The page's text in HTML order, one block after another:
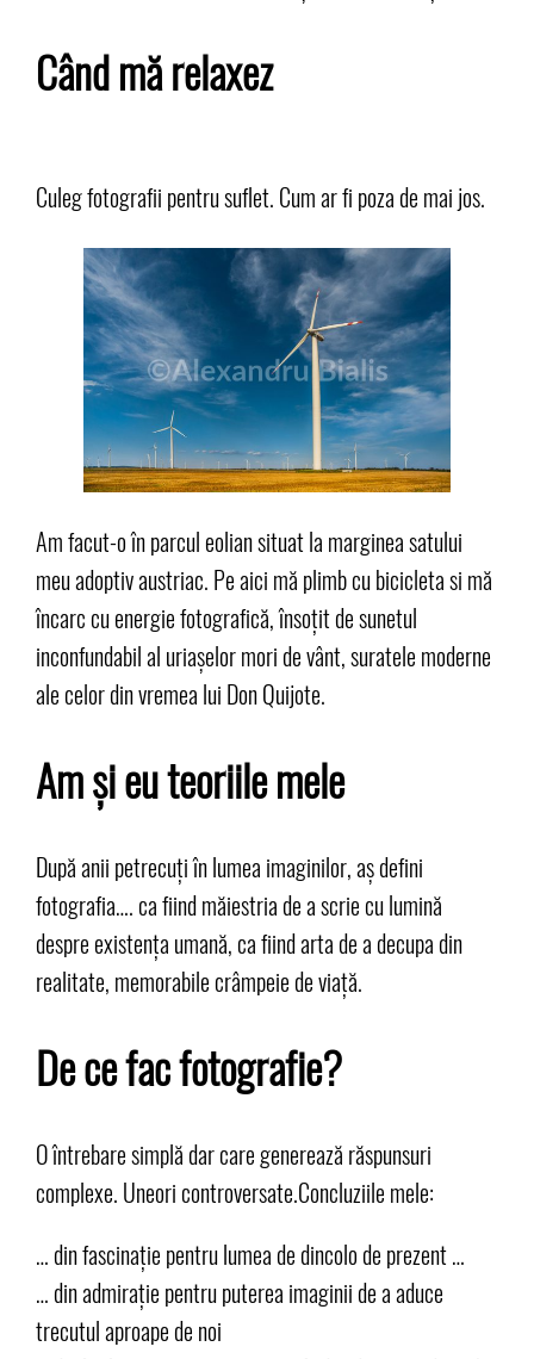
Când mă relaxez
Culeg fotografii pentru suflet. Cum ar fi poza de mai jos.
Am facut-o în parcul eolian situat la marginea satului
meu adoptiv austriac. Pe aici mă plimb cu bicicleta si mă
încarc cu energie fotografică, însoțit de sunetul
inconfundabil al uriașelor mori de vânt, suratele moderne
ale celor din vremea lui Don Quijote.
Am și eu teoriile mele
După anii petrecuți în lumea imaginilor, aș defini
fotografia…. ca fiind măiestria de a scrie cu lumină
despre existența umană, ca fiind arta de a decupa din
realitate, memorabile crâmpeie de viață.
De ce fac fotografie?
O întrebare simplă dar care generează răspunsuri
complexe. Uneori controversate.Concluziile mele:
… din fascinație pentru lumea de dincolo de prezent …
… din admirație pentru puterea imaginii de a aduce
trecutul aproape de noi